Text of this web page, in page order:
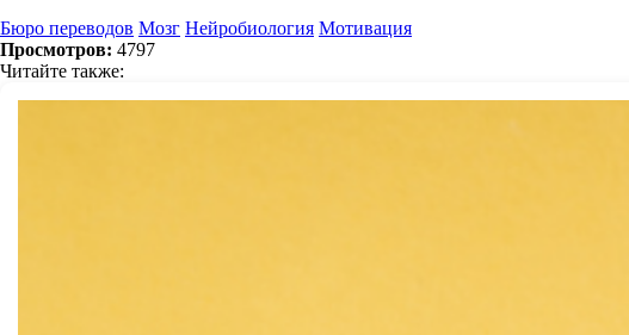
Бюро переводов Мозг Нейробиология Мотивация
Просмотров: 4797
Читайте также: